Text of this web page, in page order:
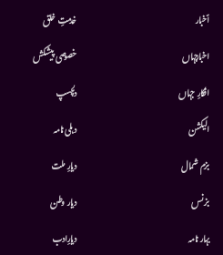
أخبار
اخبارجہاں
افکارِ جہاں
الیکشن
بزم شمال
بزنس
بہار نامہ
خدمتِ خلق
خصوصی پیشکش
دلچسپ
دہلی نامہ
دیارِ ملت
دیار وطن
دیارِادب